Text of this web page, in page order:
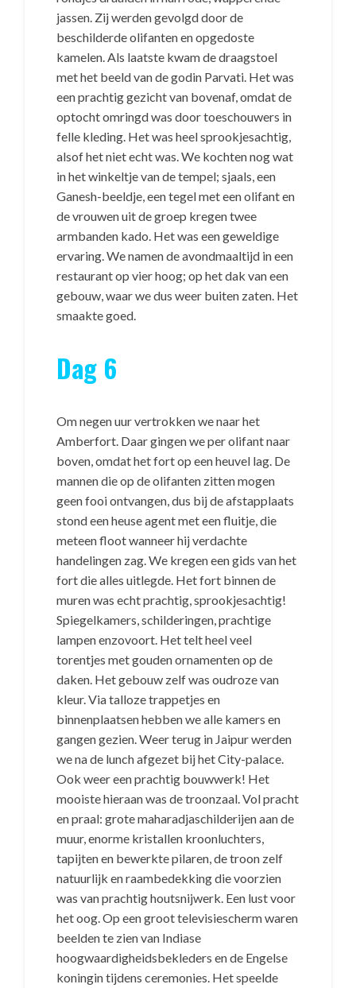
jassen. Zij werden gevolgd door de
beschilderde olifanten en opgedoste
kamelen. Als laatste kwam de draagstoel
met het beeld van de godin Parvati. Het was
een prachtig gezicht van bovenaf, omdat de
optocht omringd was door toeschouwers in
felle kleding. Het was heel sprookjesachtig,
alsof het niet echt was. We kochten nog wat
in het winkeltje van de tempel; sjaals, een
Ganesh-beeldje, een tegel met een olifant en
de vrouwen uit de groep kregen twee
armbanden kado. Het was een geweldige
ervaring. We namen de avondmaaltijd in een
restaurant op vier hoog; op het dak van een
gebouw, waar we dus weer buiten zaten. Het
smaakte goed.
Dag 6
Om negen uur vertrokken we naar het
Amberfort. Daar gingen we per olifant naar
boven, omdat het fort op een heuvel lag. De
mannen die op de olifanten zitten mogen
geen fooi ontvangen, dus bij de afstapplaats
stond een heuse agent met een fluitje, die
meteen floot wanneer hij verdachte
handelingen zag. We kregen een gids van het
fort die alles uitlegde. Het fort binnen de
muren was echt prachtig, sprookjesachtig!
Spiegelkamers, schilderingen, prachtige
lampen enzovoort. Het telt heel veel
torentjes met gouden ornamenten op de
daken. Het gebouw zelf was oudroze van
kleur. Via talloze trappetjes en
binnenplaatsen hebben we alle kamers en
gangen gezien. Weer terug in Jaipur werden
we na de lunch afgezet bij het City-palace.
Ook weer een prachtig bouwwerk! Het
mooiste hieraan was de troonzaal. Vol pracht
en praal: grote maharadjaschilderijen aan de
muur, enorme kristallen kroonluchters,
tapijten en bewerkte pilaren, de troon zelf
natuurlijk en raambedekking die voorzien
was van prachtig houtsnijwerk. Een lust voor
het oog. Op een groot televisiescherm waren
beelden te zien van Indiase
hoogwaardigheidsbekleders en de Engelse
koningin tijdens ceremonies. Het speelde